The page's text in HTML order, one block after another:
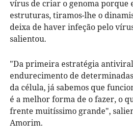
vírus de criar o genoma porque
estruturas, tiramos-lhe o
deixa de haver infeção pelo
salientou.
"Da primeira estratégia
endurecimento de
da célula, já sabemos que
é a melhor forma de o fazer, o
frente muitíssimo grande",
Amorim.